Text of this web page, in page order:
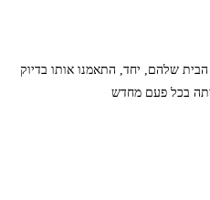
שלהם, יחד, התאמנו אותו בדיוק
בכל פעם מחדש